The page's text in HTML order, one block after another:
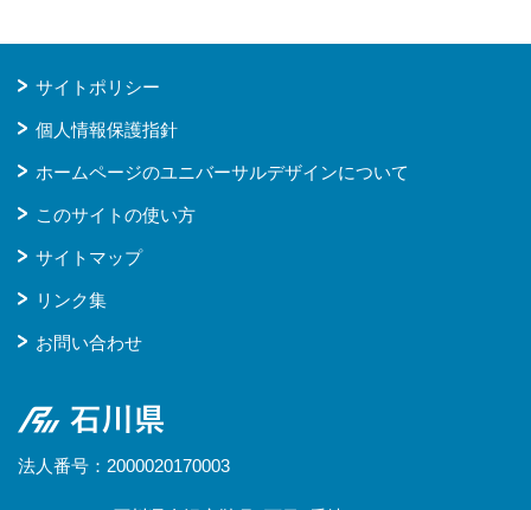
サイトポリシー
個人情報保護指針
ホームページのユニバーサルデザインについて
このサイトの使い方
サイトマップ
リンク集
お問い合わせ
石川県
法人番号：2000020170003